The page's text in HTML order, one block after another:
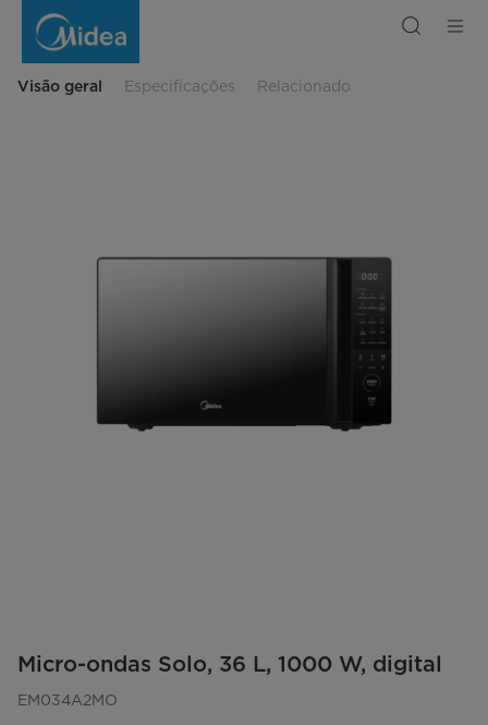
Visão geral Especificações Relacionado
Micro-ondas Solo, 36 L, 1000 W, digital
EM034A2MO